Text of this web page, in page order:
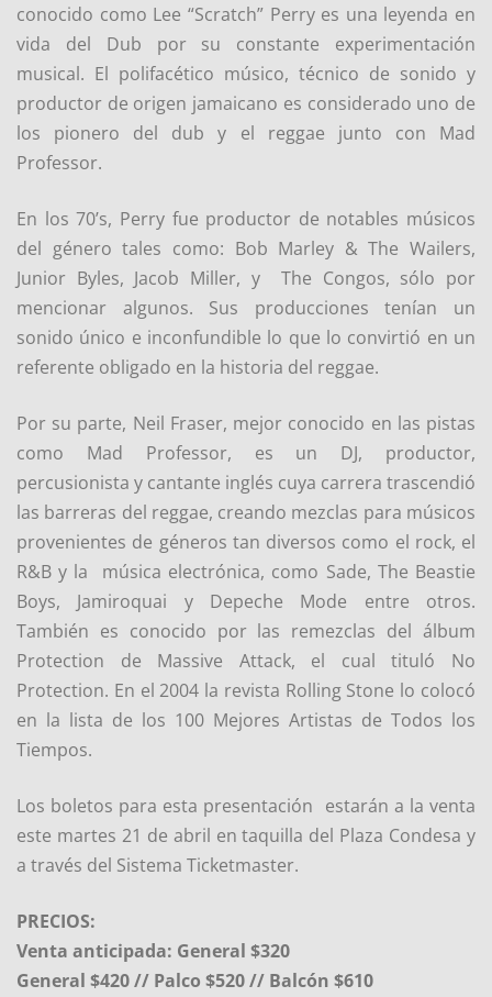
conocido como Lee “Scratch” Perry es una leyenda en
vida del Dub por su constante experimentación
musical. El polifacético músico, técnico de sonido y
productor de origen jamaicano es considerado uno de
los pionero del dub y el reggae junto con Mad
Professor.
En los 70’s, Perry fue productor de notables músicos
del género tales como: Bob Marley & The Wailers,
Junior Byles, Jacob Miller, y The Congos, sólo por
mencionar algunos. Sus producciones tenían un
sonido único e inconfundible lo que lo convirtió en un
referente obligado en la historia del reggae.
Por su parte, Neil Fraser, mejor conocido en las pistas
como Mad Professor, es un DJ, productor,
percusionista y cantante inglés cuya carrera trascendió
las barreras del reggae, creando mezclas para músicos
provenientes de géneros tan diversos como el rock, el
R&B y la música electrónica, como Sade, The Beastie
Boys, Jamiroquai y Depeche Mode entre otros.
También es conocido por las remezclas del álbum
Protection de Massive Attack, el cual tituló No
Protection. En el 2004 la revista Rolling Stone lo colocó
en la lista de los 100 Mejores Artistas de Todos los
Tiempos.
Los boletos para esta presentación estarán a la venta
este martes 21 de abril en taquilla del Plaza Condesa y
a través del Sistema Ticketmaster.
PRECIOS:
Venta anticipada: General $320
General $420 // Palco $520 // Balcón $610